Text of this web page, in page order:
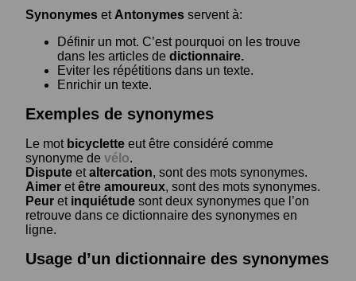
Synonymes et Antonymes servent à:
Définir un mot. C’est pourquoi on les trouve
dans les articles de dictionnaire.
Eviter les répétitions dans un texte.
Enrichir un texte.
Exemples de synonymes
Le mot bicyclette eut être considéré comme
synonyme de vélo.
Dispute etaltercation, sont des mots synonymes.
Aimer etêtre amoureux, sont des mots synonymes.
Peur et inquiétude sont deux synonymes que l’on
retrouve dans ce dictionnaire des synonymes en
ligne.
Usage d’un dictionnaire des synonymes